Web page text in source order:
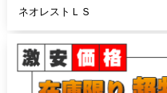
ネオレストＬＳ